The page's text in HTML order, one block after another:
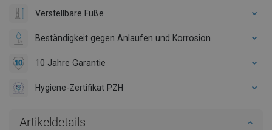
Verstellbare Füße
Beständigkeit gegen Anlaufen und Korrosion
10 Jahre Garantie
Hygiene-Zertifikat PZH
Artikeldetails